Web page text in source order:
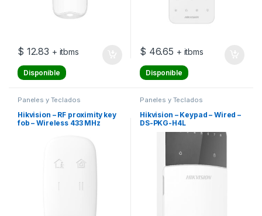
$ 12.83 + itbms
Disponible
$ 46.65 + itbms
Disponible
Paneles y Teclados
Hikvision – RF proximity key
fob – Wireless 433 MHz
Paneles y Teclados
Hikvision – Keypad – Wired –
DS-PKG-H4L